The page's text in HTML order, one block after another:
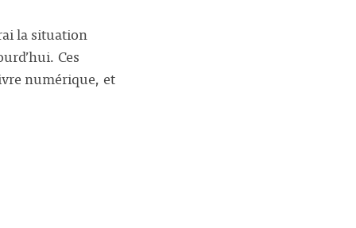
la situation
Ces
numérique, et